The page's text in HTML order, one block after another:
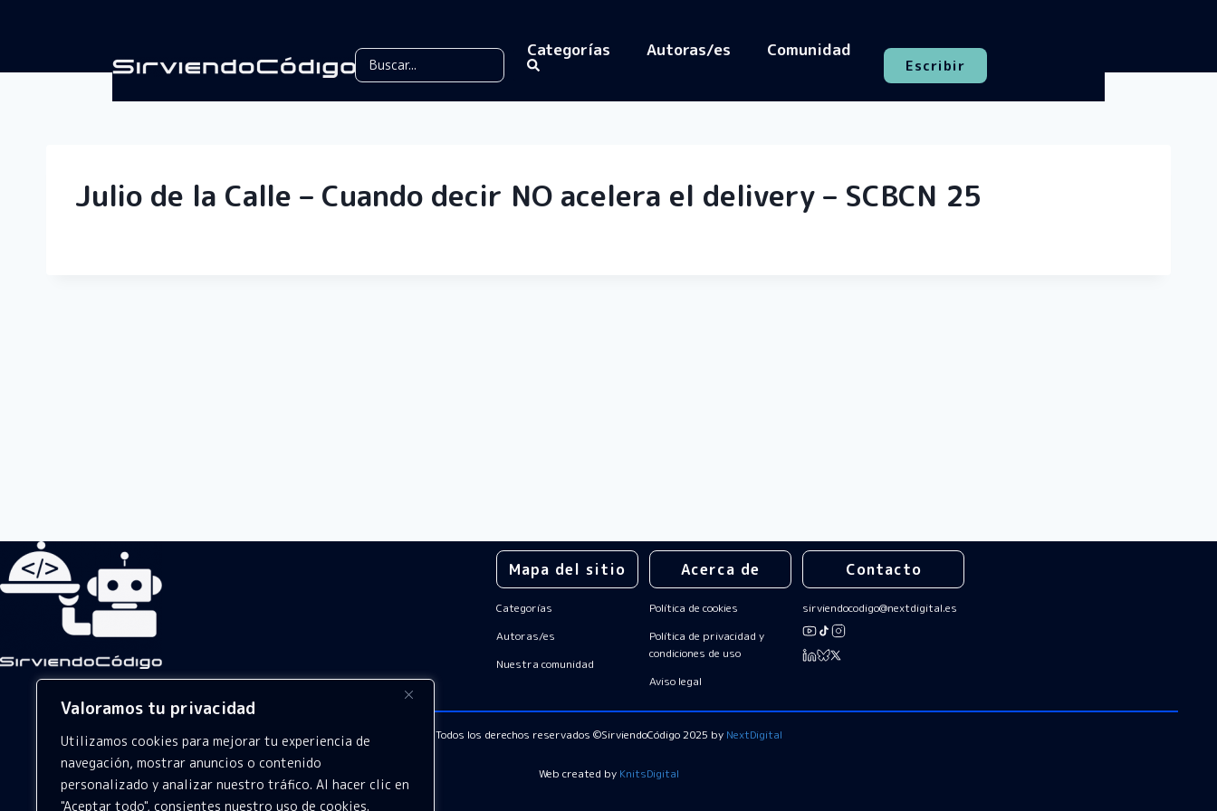
Valoramos tu privacidad
Utilizamos cookies para mejorar tu experiencia de
navegación, mostrar anuncios o contenido
personalizado y analizar nuestro tráfico. Al hacer clic en
"Aceptar todo", consientes nuestro uso de cookies.
Categorías Autoras/es Comunidad
Escribir
Julio de la Calle – Cuando decir NO acelera el delivery – SCBCN 25
Mapa del sitio
Categorías
Autoras/es
Nuestra comunidad
Acerca de
Política de cookies
Política de privacidad y
condiciones de uso
Aviso legal
Contacto
sirviendocodigo@nextdigital.es
Todos los derechos reservados ©SirviendoCódigo 2025 by NextDigital
Web created by KnitsDigital